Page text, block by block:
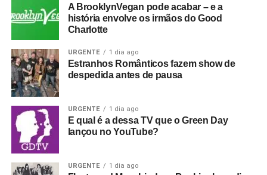
A BrooklynVegan pode acabar – e a
história envolve os irmãos do Good
Charlotte
URGENTE 1 dia ago
Estranhos Românticos fazem show de
despedida antes de pausa
URGENTE 1 dia ago
E qual é a dessa TV que o Green Day
lançou no YouTube?
URGENTE 1 dia ago